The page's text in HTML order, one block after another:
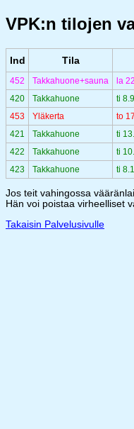
VPK:n tilojen
Ind Tila
452 Takkahuone+sauna la
420
Takkahuone ti
453
Yläkerta to
421
Takkahuone ti
422
Takkahuone ti
423
Takkahuone ti
Jos teit vahingossa
Hän voi poistaa virheelliset
Takaisin Palvelusivulle